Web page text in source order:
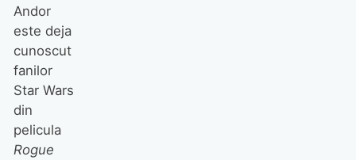
Andor
este deja
cunoscut
fanilor
Star Wars
din
pelicula
Rogue